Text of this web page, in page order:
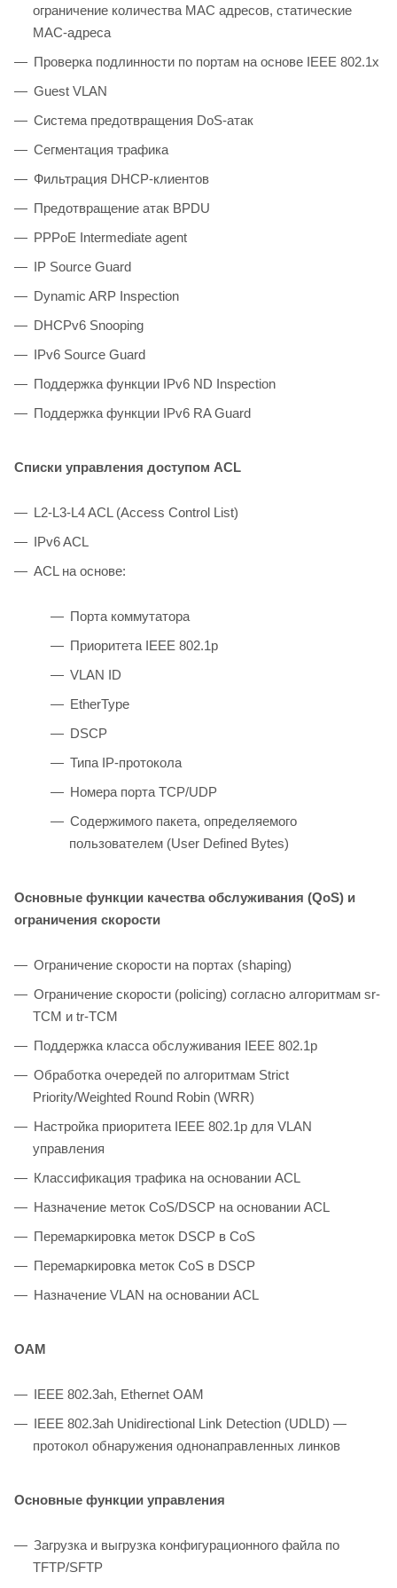
ограничение количества MAC адресов, статические
MAC-адреса
Проверка подлинности по портам на основе IEEE 802.1x
Guest VLAN
Система предотвращения DoS-атак
Сегментация трафика
Фильтрация DHCP-клиентов
Предотвращение атак BPDU
PPPoE Intermediate agent
IP Source Guard
Dynamic ARP Inspection
DHCPv6 Snooping
IPv6 Source Guard
Поддержка функции IPv6 ND Inspection
Поддержка функции IPv6 RA Guard
Списки управления доступом ACL
L2-L3-L4 ACL (Access Control List)
IPv6 ACL
ACL на основе:
Порта коммутатора
Приоритета IEEE 802.1p
VLAN ID
EtherType
DSCP
Типа IP-протокола
Номера порта TCP/UDP
Содержимого пакета, определяемого
пользователем (User Defined Bytes)
Основные функции качества обслуживания (QoS) и
ограничения скорости
Ограничение скорости на портах (shaping)
Ограничение скорости (policing) согласно алгоритмам sr-
TCM и tr-TCM
Поддержка класса обслуживания IEEE 802.1p
Обработка очередей по алгоритмам Strict
Priority/Weighted Round Robin (WRR)
Настройка приоритета IEEE 802.1p для VLAN
управления
Классификация трафика на основании ACL
Назначение меток CoS/DSCP на основании ACL
Перемаркировка меток DSCP в CoS
Перемаркировка меток CoS в DSCP
Назначение VLAN на основании ACL
OAM
IEEE 802.3ah, Ethernet OAM
IEEE 802.3ah Unidirectional Link Detection (UDLD) —
протокол обнаружения однонаправленных линков
Основные функции управления
Загрузка и выгрузка конфигурационного файла по
TFTP/SFTP